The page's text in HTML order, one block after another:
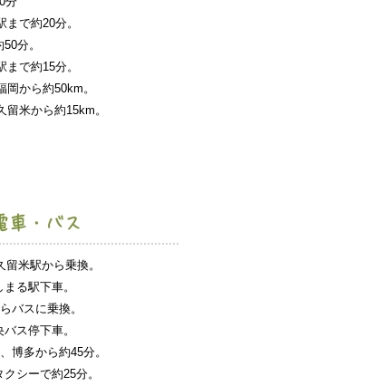
で約20分。
分。
で約15分。
から約50km。
米から約15km。
車・バス
米駅から乗換。
る駅下車。
バスに乗換。
ス停下車。
博多から約45分。
ーで約25分。